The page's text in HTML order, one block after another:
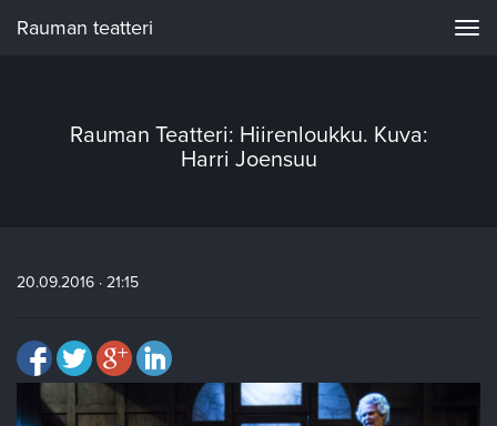
Rauman teatteri
Rauman Teatteri: Hiirenloukku. Kuva:
Harri Joensuu
20.09.2016 · 21:15